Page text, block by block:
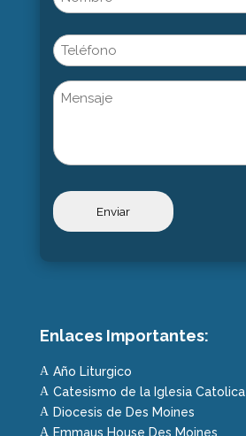
(Obligatorio)
Phone
Untitled
Enlaces Importantes:
A Año Liturgico
A Catesismo de la Iglesia Catolica
A Diocesis de Des Moines
A Emmaus House Des Moines